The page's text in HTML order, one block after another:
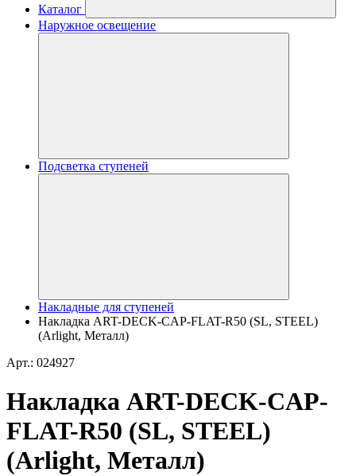
Каталог
Наружное освещение
Подсветка ступеней
Накладные для ступеней
Накладка ART-DECK-CAP-FLAT-R50 (SL, STEEL)
(Arlight, Металл)
Арт.: 024927
Накладка ART-DECK-CAP-
FLAT-R50 (SL, STEEL)
(Arlight, Металл)